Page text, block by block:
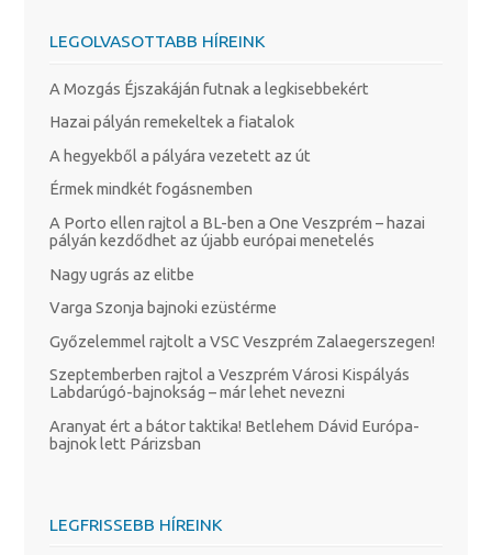
LEGOLVASOTTABB HÍREINK
A Mozgás Éjszakáján futnak a legkisebbekért
Hazai pályán remekeltek a fiatalok
A hegyekből a pályára vezetett az út
Érmek mindkét fogásnemben
A Porto ellen rajtol a BL-ben a One Veszprém – hazai
pályán kezdődhet az újabb európai menetelés
Nagy ugrás az elitbe
Varga Szonja bajnoki ezüstérme
Győzelemmel rajtolt a VSC Veszprém Zalaegerszegen!
Szeptemberben rajtol a Veszprém Városi Kispályás
Labdarúgó-bajnokság – már lehet nevezni
Aranyat ért a bátor taktika! Betlehem Dávid Európa-
bajnok lett Párizsban
LEGFRISSEBB HÍREINK